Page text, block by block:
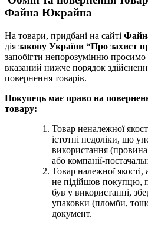
Файна Юкрайна
На товари, придбані на сайті
дія закону України “Про захист
запобігти непорозумінню
вказаний нижче порядок
повернення товарів.
Покупець має право на
товару:
Товар неналежної
істотні недоліки, що
використання
або компанії-
Товар належної
не підійшов покупцю,
був у використанні,
упаковки (пломби,
документ.